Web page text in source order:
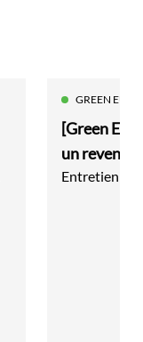
GREEN
[Green
un revenu
écologique
Entretien